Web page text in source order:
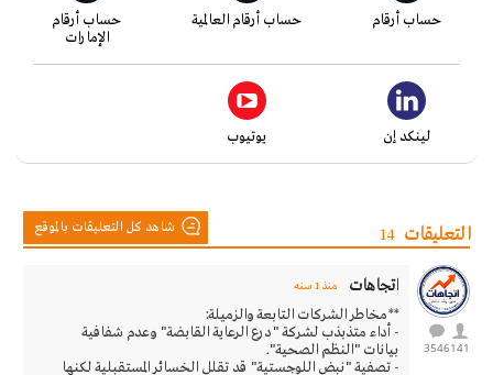
حساب أرقام
الإمارات
حساب أرقام العالمية حساب أرقام
يوتيوب لينكد إن
شاهد كل التعليقات بالموقع التعليقات 14
141
3546
اتجاهات منذ 1 سنه
**مخاطر الشركات التابعة والزميلة:
- أداء متذبذب لشركة "درع الرعاية القابضة" وعدم شفافية
بيانات "النظم الصحية".
- تصفية "نبض اللوجستية" قد تقلل الخسائر المستقبلية لكنها